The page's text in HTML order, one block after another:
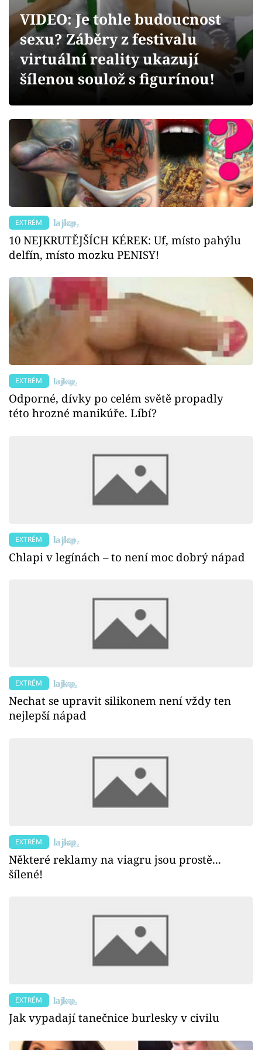
Videa
Sledujte prima+
Sledujte nás
VIDEO: Je tohle budoucnost
sexu? Záběry z festivalu
virtuální reality ukazují
šílenou soulož s figurínou!
EXTRÉM
10 NEJKRUTĚJŠÍCH KÉREK: Uf, místo pahýlu
delfín, místo mozku PENISY!
EXTRÉM
Odporné, dívky po celém světě propadly
této hrozné manikúře. Líbí?
EXTRÉM
Chlapi v legínách – to není moc dobrý nápad
EXTRÉM
Nechat se upravit silikonem není vždy ten
nejlepší nápad
EXTRÉM
Některé reklamy na viagru jsou prostě...
šílené!
EXTRÉM
Jak vypadají tanečnice burlesky v civilu